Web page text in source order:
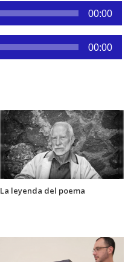
00:00
00:00
La leyenda del poema